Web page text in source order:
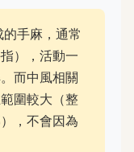
手麻，通常
），活動一
而中風相關
圍較大（整
，不會因為